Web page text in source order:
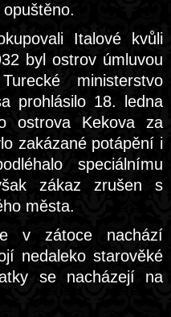
Italové kvůli
byl ostrov úmluvou
ministerstvo
prohlásilo 18. ledna
ostrova Kekova za
zakázané potápění i
speciálnímu
zákaz zrušen s
města.
v zátoce nachází
nedaleko starověké
se nacházejí na